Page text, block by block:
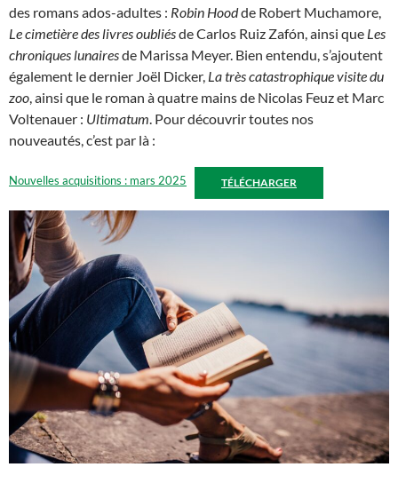
des romans ados-adultes : Robin Hoodde Robert Muchamore,
Le cimetière des livres oubliésde Carlos Ruiz Zafón, ainsi que Les
chroniques lunairesde Marissa Meyer. Bien entendu, s’ajoutent
également le dernier Joël Dicker, La très catastrophique visite du
zoo, ainsi que le roman à quatre mains de Nicolas Feuz et Marc
Voltenauer : Ultimatum. Pour découvrir toutes nos
nouveautés, c’est par là :
Nouvelles acquisitions : mars 2025 TÉLÉCHARGER